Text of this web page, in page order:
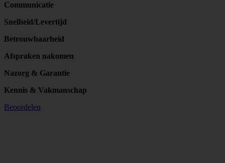
Communicatie
Snelheid/Levertijd
Betrouwbaarheid
Afspraken nakomen
Nazorg & Garantie
Kennis & Vakmanschap
Beoordelen